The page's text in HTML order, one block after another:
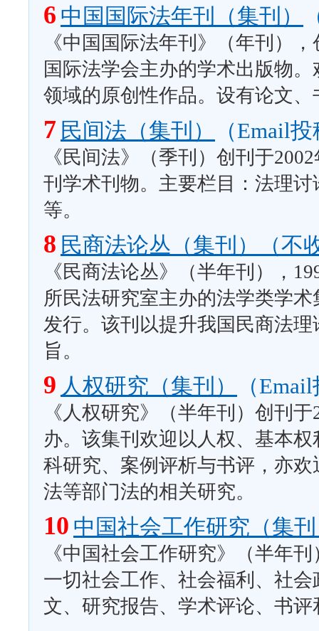
6 中国国际法年刊（集刊）
《中国国际法年刊》（年刊）
国际法学会主办的学术出版物
领域的原创性作品。设有论文
7 民间法（集刊） （Email
《民间法》（季刊）创刊于
刊学术刊物。主要栏目：法理
等。
8 民商法论丛（集刊）（不
《民商法论丛》（半年刊），
所民法研究室主办的法学类学
发行。该刊以提升我国民商法
旨。
9 人权研究（集刊） （
《人权研究》（半年刊）创刊
办。该集刊欢迎以人权、基本
科研究、案例评析与书评，亦
法等部门法的相关研究。
10 中国社会工作研究（集
《中国社会工作研究》（半年
一切社会工作、社会福利、社
文、研究报告、学术评论、书